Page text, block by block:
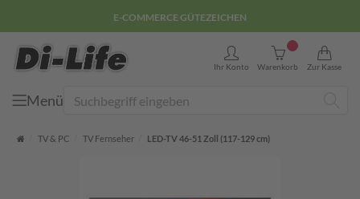
E-COMMERCE GÜTEZEICHEN
Ihr Konto Warenkorb
0
Zur Kasse
Menü
Startseite
TV & PC TV Fernseher LED-TV 46-51 Zoll (117-129 cm)